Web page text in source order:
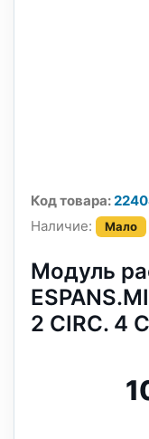
Код товара:
Наличие:
Мало
Модуль
2 CIRC. 4